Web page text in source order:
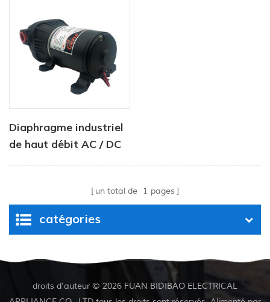
Diaphragme industriel
de haut débit AC / DC
un total de 1 pages
catégories
droits d'auteur © 2026 FUAN BIDIBAO ELECTRICAL